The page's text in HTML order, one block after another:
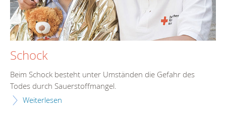
Schock
Beim Schock besteht unter Umständen die Gefahr des
Todes durch Sauerstoffmangel.
Weiterlesen